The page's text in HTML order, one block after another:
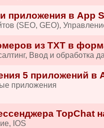
приложения в App
(SEO, GEO),
из TXT в
Ввод и обработка
5 приложений в
приложения
TopChat
IOS